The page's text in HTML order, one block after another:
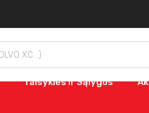
Taisyklės Ir Sąlygos